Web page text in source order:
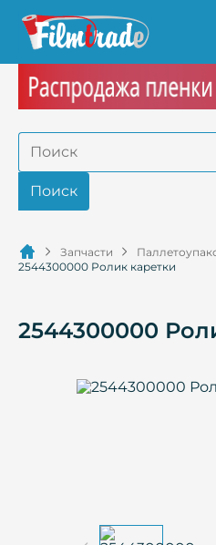
Запчасти
2544300000 Ролик каретки
2544300000